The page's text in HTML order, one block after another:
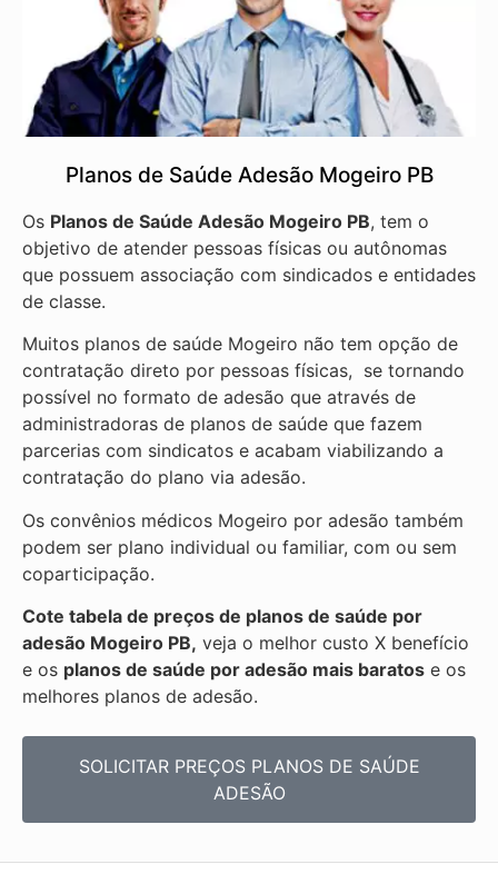
Planos de Saúde Adesão Mogeiro PB
Os Planos de Saúde Adesão Mogeiro PB, tem o
objetivo de atender pessoas físicas ou autônomas
que possuem associação com sindicados e entidades
de classe.
Muitos planos de saúde Mogeiro não tem opção de
contratação direto por pessoas físicas, se tornando
possível no formato de adesão que através de
administradoras de planos de saúde que fazem
parcerias com sindicatos e acabam viabilizando a
contratação do plano via adesão.
Os convênios médicos Mogeiro por adesão também
podem ser plano individual ou familiar, com ou sem
coparticipação.
Cote tabela de preços de planos de saúde por
adesão Mogeiro PB, veja o melhor custo X benefício
e os planos de saúde por adesão mais baratos e os
melhores planos de adesão.
SOLICITAR PREÇOS PLANOS DE SAÚDE
ADESÃO